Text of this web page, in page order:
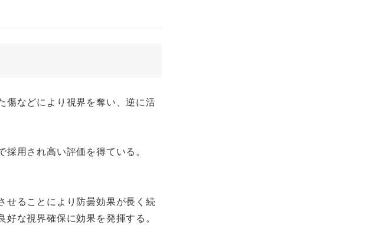
傷などにより視界を奪い、逆に活
用され高い評価を得ている。
せることにより防曇効果が長く続
な視界確保に効果を発揮する。